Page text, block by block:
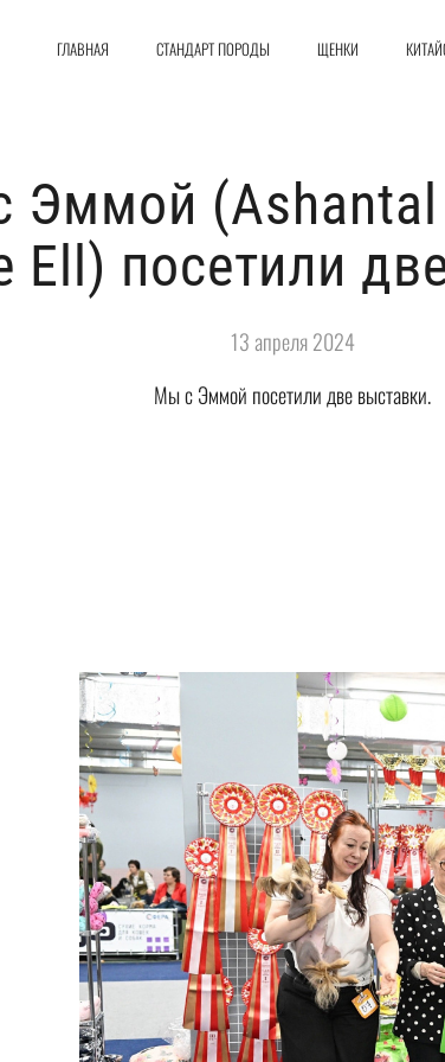
ГЛАВНАЯ СТАНДАРТ ПОРОДЫ ЩЕНКИ
(Ashantal
Ell) посетили
13 апреля 2024
Мы с Эммой посетили две выставки.